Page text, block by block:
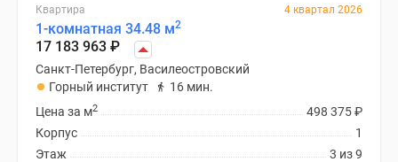
Квартира 4 квартал 2026
1-комнатная 34.48 м2
17 183 963 ₽
Санкт-Петербург, Василеостровский
Горный институт
16 мин.
498 375₽
Цена за м2
1
Корпус
3 из 9
Этаж